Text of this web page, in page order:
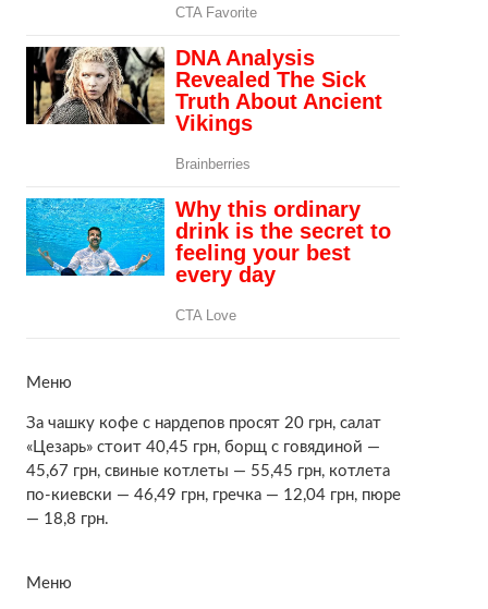
Меню
За чашку кофе с нардепов просят 20 грн, салат
«Цезарь» стоит 40,45 грн, борщ с говядиной —
45,67 грн, свиные котлеты — 55,45 грн, котлета
по-киевски — 46,49 грн, гречка — 12,04 грн, пюре
— 18,8 грн.
Меню